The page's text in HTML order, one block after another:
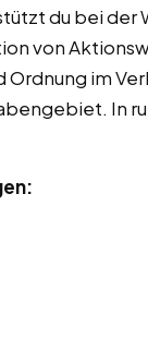
du bei der
von
Ordnung im
In